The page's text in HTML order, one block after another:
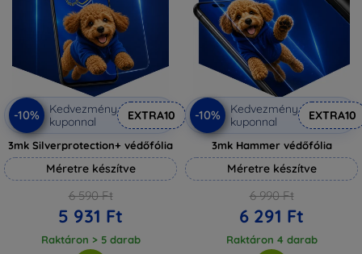
-10%
Kedvezmény
kuponnal
EXTRA10
3mk Silverprotection+ védőfólia
Méretre készítve
6 590 Ft
5 931 Ft
Raktáron > 5 darab
-10%
Kedvezmény
kuponnal
EXTRA10
3mk Hammer védőfólia
Méretre készítve
6 990 Ft
6 291 Ft
Raktáron 4 darab